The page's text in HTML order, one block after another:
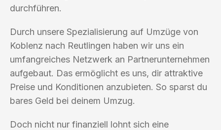
durchführen.
Durch unsere Spezialisierung auf Umzüge von
Koblenz nach Reutlingen haben wir uns ein
umfangreiches Netzwerk an Partnerunternehmen
aufgebaut. Das ermöglicht es uns, dir attraktive
Preise und Konditionen anzubieten. So sparst du
bares Geld bei deinem Umzug.
Doch nicht nur finanziell lohnt sich eine